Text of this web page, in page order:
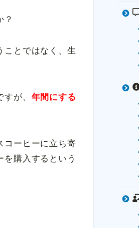
？
ことではなく、生
が、 年間にする
コーヒーに立ち寄
購入するという